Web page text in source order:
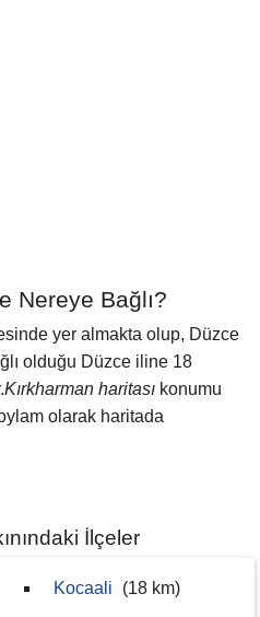
Nereye Bağlı?
yer almakta olup, Düzce
olduğu Düzce iline 18
Kırkharman haritası konumu
olarak haritada
İlçeler
Kocaali (18 km)